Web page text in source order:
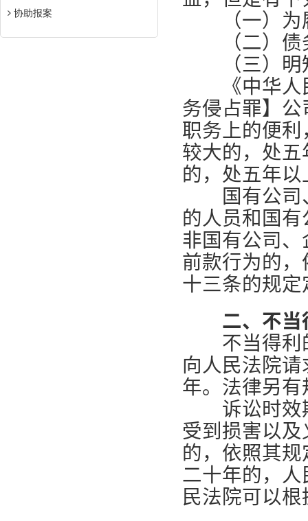
协助报案
（一）为
（二）债
（三）明
《中华人民
务侵占罪】
职务上的便
较大的，处
的，处五年
国有公司、
的人员和国
非国有公司
前款行为的
十三条的规
二、不当
不当得利的
向人民法院
年。法律另
诉讼时效期
受到损害以
的，依照其
二十年的，
民法院可以